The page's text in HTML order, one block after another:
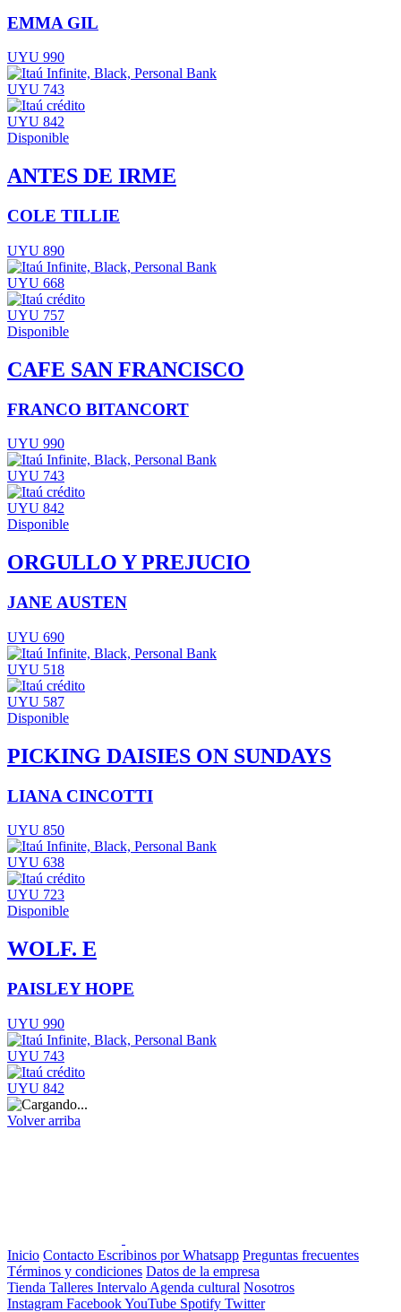
EMMA GIL
UYU 990
UYU 743
UYU 842
Disponible
ANTES DE IRME
COLE TILLIE
UYU 890
UYU 668
UYU 757
Disponible
CAFE SAN FRANCISCO
FRANCO BITANCORT
UYU 990
UYU 743
UYU 842
Disponible
ORGULLO Y PREJUCIO
JANE AUSTEN
UYU 690
UYU 518
UYU 587
Disponible
PICKING DAISIES ON SUNDAYS
LIANA CINCOTTI
UYU 850
UYU 638
UYU 723
Disponible
WOLF. E
PAISLEY HOPE
UYU 990
UYU 743
UYU 842
Volver arriba
Inicio Contacto Escribinos por Whatsapp Preguntas frecuentes
Términos y condiciones Datos de la empresa
Tienda Talleres Intervalo Agenda cultural Nosotros
Instagram FacebookYouTube Spotify Twitter